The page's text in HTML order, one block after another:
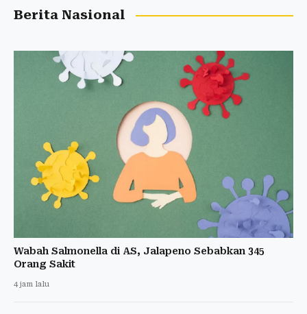
Berita Nasional
Wabah Salmonella di AS, Jalapeno Sebabkan 345
Orang Sakit
4 jam lalu